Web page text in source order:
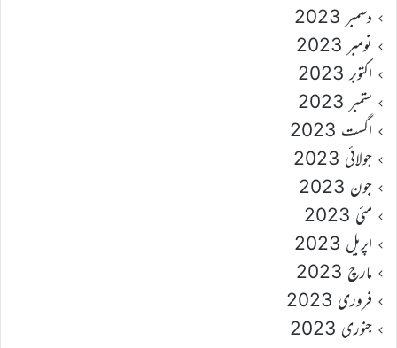
دسمبر 2023
نومبر 2023
اکتوبر 2023
ستمبر 2023
اگست 2023
جولائی 2023
جون 2023
مئی 2023
اپریل 2023
مارچ 2023
فروری 2023
جنوری 2023